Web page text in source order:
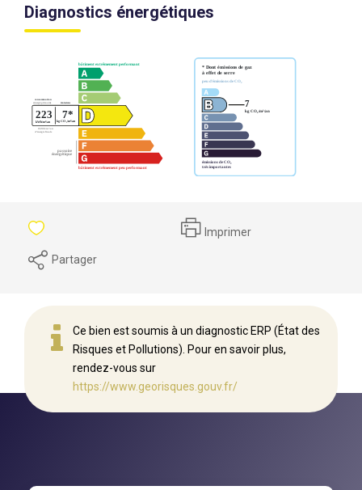
Diagnostics énergétiques
Imprimer
Partager
Ce bien est soumis à un diagnostic ERP (État des
Risques et Pollutions). Pour en savoir plus,
rendez-vous sur
https://www.georisques.gouv.fr/